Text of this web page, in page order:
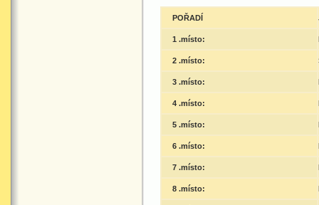
POŘADÍ
1 .místo:
2 .místo:
3 .místo:
4 .místo:
5 .místo:
6 .místo:
7 .místo:
8 .místo: